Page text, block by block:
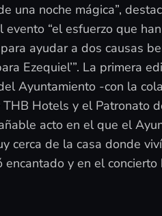
noche mágica”,
“el esfuerzo que
ayudar a dos causas
Ezequiel’”. La primera
Ayuntamiento -con la
Hotels y el Patronato
acto en el que el
cerca de la casa donde
encantado y en el